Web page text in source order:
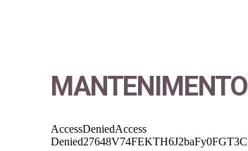
MANTENIMENTO